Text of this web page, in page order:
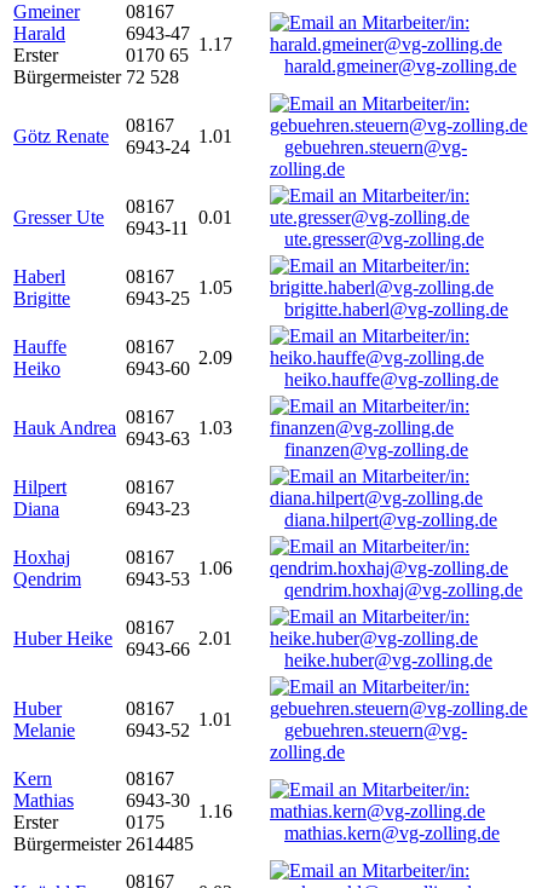
Gmeiner
Harald
Erster
Bürgermeister
08167
6943-47
0170 65
72 528
1.17
harald.gmeiner@vg-zolling.de
Götz Renate
08167
6943-24
1.01
gebuehren.steuern@vg-
zolling.de
Gresser Ute
08167
6943-11
0.01
ute.gresser@vg-zolling.de
Haberl
Brigitte
08167
6943-25
1.05
brigitte.haberl@vg-zolling.de
Hauffe
Heiko
08167
6943-60
2.09
heiko.hauffe@vg-zolling.de
Hauk Andrea
08167
6943-63
1.03
finanzen@vg-zolling.de
Hilpert
Diana
08167
6943-23
diana.hilpert@vg-zolling.de
Hoxhaj
Qendrim
08167
6943-53
1.06
qendrim.hoxhaj@vg-zolling.de
Huber Heike
08167
6943-66
2.01
heike.huber@vg-zolling.de
Huber
Melanie
08167
6943-52
1.01
gebuehren.steuern@vg-
zolling.de
Kern
Mathias
Erster
Bürgermeister
08167
6943-30
0175
2614485
1.16
mathias.kern@vg-zolling.de
08167